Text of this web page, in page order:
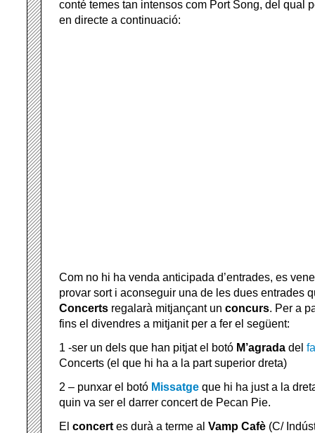
conté temes tan intensos com Port Song, del qual
en directe a continuació:
Com no hi ha venda anticipada d’entrades, es
provar sort i aconseguir una de les dues entrades
Concerts regalarà mitjançant un concurs. Per a
fins el divendres a mitjanit per a fer el següent:
1 -ser un dels que han pitjat el botó M’agrada del
Concerts (el que hi ha a la part superior dreta)
2 – punxar el botó Missatge que hi ha just a la
quin va ser el darrer concert de Pecan Pie.
El concert es durà a terme al Vamp Cafè (C/